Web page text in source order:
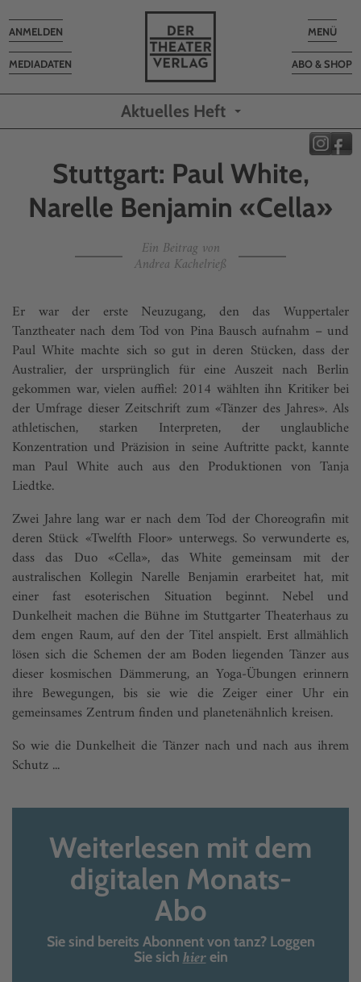
Toggle
MENÜ
ABO & SHOP
MEDIADATEN
Toggle
navigation
ANMELDEN
Aktuelles Heft
Stuttgart: Paul White,
Narelle Benjamin «Cella»
Ein Beitrag von
Andrea Kachelrieß
Er war der erste Neuzugang, den das Wuppertaler
Tanztheater nach dem Tod von Pina Bausch aufnahm – und
Paul White machte sich so gut in deren Stücken, dass der
Australier, der ursprünglich für eine Auszeit nach Berlin
gekommen war, vielen auffiel: 2014 wählten ihn Kritiker bei
der Umfrage dieser Zeitschrift zum «Tänzer des Jahres». Als
athletischen, starken Interpreten, der unglaubliche
Konzentration und Präzision in seine Auftritte packt, kannte
man Paul White auch aus den Produktionen von Tanja
Liedtke.
Zwei Jahre lang war er nach dem Tod der Choreografin mit
deren Stück «Twelfth Floor» unterwegs. So verwunderte es,
dass das Duo «Cella», das White gemeinsam mit der
australischen Kollegin Narelle Benjamin erarbeitet hat, mit
einer fast esoterischen Situation beginnt. Nebel und
Dunkelheit machen die Bühne im Stuttgarter Theaterhaus zu
dem engen Raum, auf den der Titel anspielt. Erst allmählich
lösen sich die Schemen der am Boden liegenden Tänzer aus
dieser kosmischen Dämmerung, an Yoga-Übungen erinnern
ihre Bewegungen, bis sie wie die Zeiger einer Uhr ein
gemeinsames Zentrum finden und planetenähnlich kreisen.
So wie die Dunkelheit die Tänzer nach und nach aus ihrem
Schutz ...
Weiterlesen mit dem
digitalen Monats-
Abo
Sie sind bereits Abonnent von tanz? Loggen
Sie sich hierein